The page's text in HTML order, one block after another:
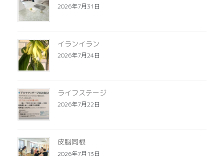
2026年7月31日
イランイラン
2026年7月24日
ライフステージ
2026年7月22日
皮脳同根
2026年7月13日